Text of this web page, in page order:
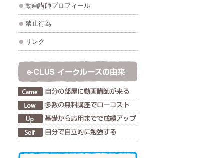
動画講師プロフィール
禁止行為
リンク